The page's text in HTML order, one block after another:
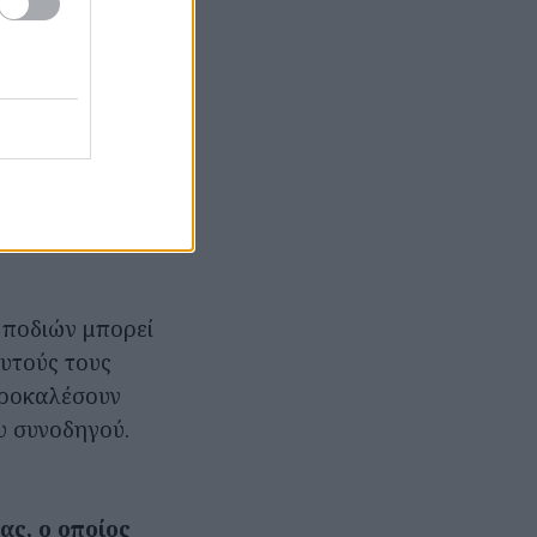
να
κατά
πιο
για τα
μπορεί
τους
συνοδηγού.
ο οποίος